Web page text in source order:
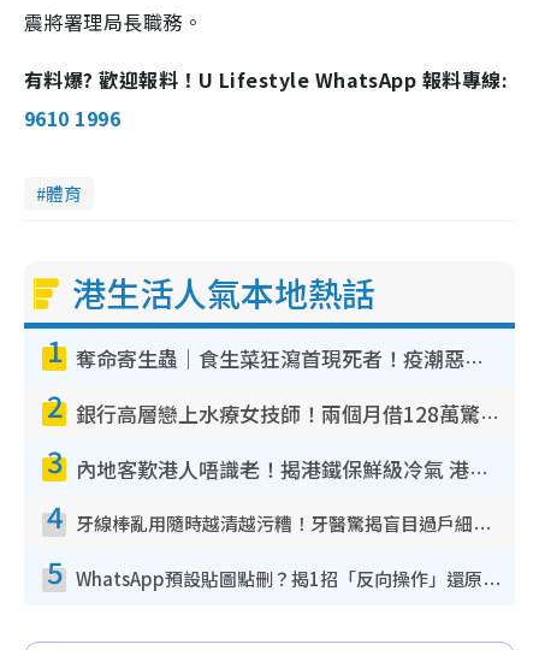
震將署理局長職務。
有料爆? 歡迎報料！U Lifestyle WhatsApp 報料專線:
9610 1996
體育
港生活人氣本地熱話
1 奪命寄生蟲｜食生菜狂瀉首現死者！疫潮惡化錄1.8萬宗病例 揭洗菜3大謬誤
2 銀行高層戀上水療女技師！兩個月借128萬驚覺「沉船」沉落火海 揭背後疑似邪教操控賣淫
3 內地客歎港人唔識老！揭港鐵保鮮級冷氣 港人求放過：咪投訴
4 牙線棒亂用隨時越清越污糟！牙醫驚揭盲目過戶細菌恐致蛀牙：呢種先係日常真保養
5 WhatsApp預設貼圖點刪？揭1招「反向操作」還原簡潔介面 附3步實測教學